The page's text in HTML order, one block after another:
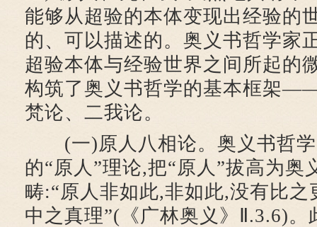
能够从超验的本体变现出经验的
的、可以描述的。奥义书哲学家
超验本体与经验世界之间所起的
构筑了奥义书哲学的基本框架
梵论、二我论。
(一)原人八相论。奥义书哲学
的“原人”理论,把“原人”拔高为奥
畴:“原人非如此,非如此,没有比
中之真理”(《广林奥义》Ⅱ.3.6)